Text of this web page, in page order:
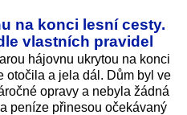
na konci lesní cesty.
vlastních pravidel
hájovnu ukrytou na konci
otočila a jela dál. Dům byl ve
opravy a nebyla žádná
peníze přinesou očekávaný